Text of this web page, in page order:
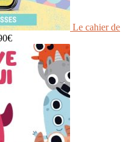
Le cahier de
€